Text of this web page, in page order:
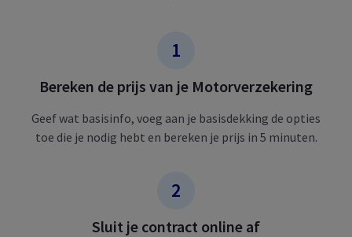
Bereken de prijs van je Motorverzekering
Geef wat basisinfo, voeg aan je basisdekking de opties
toe die je nodig hebt en bereken je prijs in 5 minuten.
Sluit je contract online af